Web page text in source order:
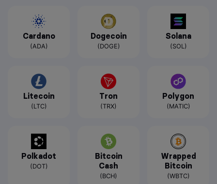
Cardano
(ADA)
Dogecoin
(DOGE)
Solana
(SOL)
Litecoin
(LTC)
Tron
(TRX)
Polygon
(MATIC)
Polkadot
(DOT)
Bitcoin
Cash
(BCH)
Wrapped
Bitcoin
(WBTC)